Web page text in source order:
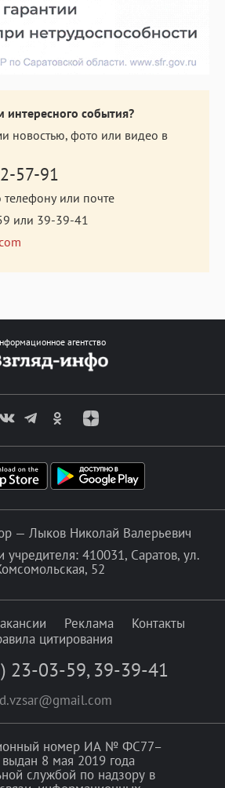
интересного события?
новостью, фото или видео в
57-91
телефону или почте
или 39-39-41
агентство
— Лыков Николай Валерьевич
410031, Саратов, ул.
52
Реклама
Контакты
цитирования
23-03-59, 39-39-41
номер ИА № ФС77–
8 мая 2019 года
службой по надзору в